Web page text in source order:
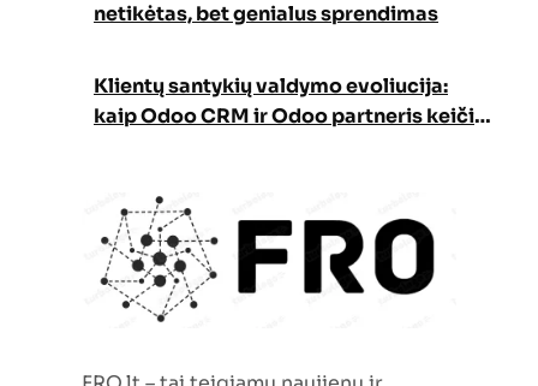
netikėtas, bet genialus sprendimas
Klientų santykių valdymo evoliucija:
kaip Odoo CRM ir Odoo partneris keičia